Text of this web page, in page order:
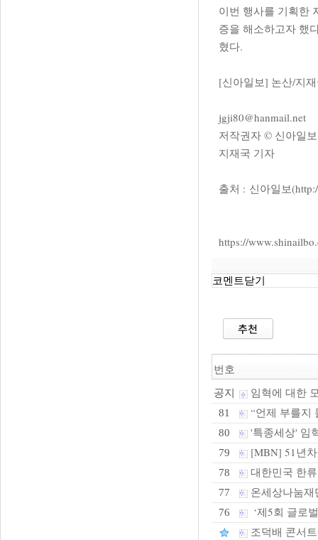
이번 행사를 기획한
증을 해소하고자 했
혔다.
[신아일보] 논산/지
jgji80@hanmail.net
저작권자 © 신아일
지재국 기자
출처 : 신아일보
https://
코멘트닫기
번호
공지 임혁에 대한
81 “언제 부를지
80 '특종세상' 임
79 [MBN] 51년
78 대한민국 한
77 온세상나눔
76
‘제5회 글로
조덕배 콘서